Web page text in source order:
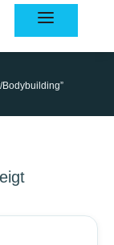
Bodybuilding”